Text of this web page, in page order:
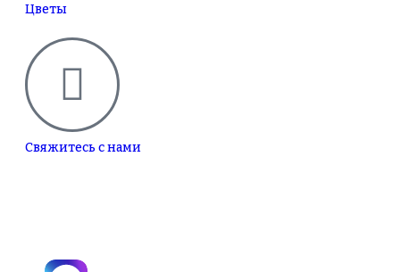
Цветы
Свяжитесь с нами